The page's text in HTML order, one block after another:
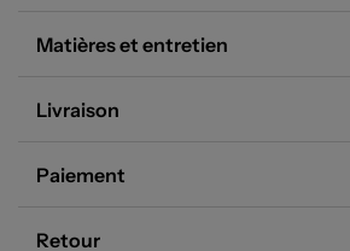
Matières et entretien
Livraison
Paiement
Retour